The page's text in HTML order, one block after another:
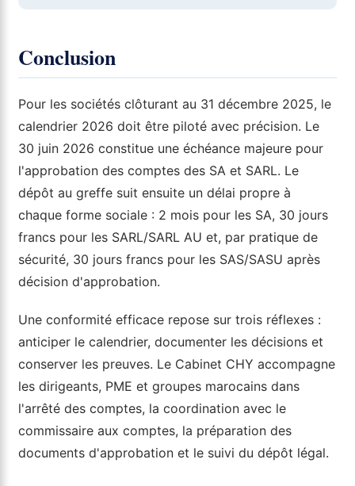
Conclusion
Pour les sociétés clôturant au 31 décembre 2025, le
calendrier 2026 doit être piloté avec précision. Le
30 juin 2026 constitue une échéance majeure pour
l'approbation des comptes des SA et SARL. Le
dépôt au greffe suit ensuite un délai propre à
chaque forme sociale : 2 mois pour les SA, 30 jours
francs pour les SARL/SARL AU et, par pratique de
sécurité, 30 jours francs pour les SAS/SASU après
décision d'approbation.
Une conformité efficace repose sur trois réflexes :
anticiper le calendrier, documenter les décisions et
conserver les preuves. Le Cabinet CHY accompagne
les dirigeants, PME et groupes marocains dans
l'arrêté des comptes, la coordination avec le
commissaire aux comptes, la préparation des
documents d'approbation et le suivi du dépôt légal.